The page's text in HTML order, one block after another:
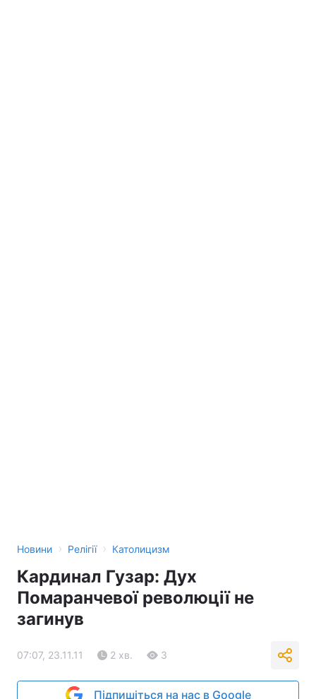
Новини › Релігії › Католицизм
Кардинал Гузар: Дух
Помаранчевої революції не
загинув
07:07, 23.11.11 2 хв. 3
Підпишіться на нас в Google